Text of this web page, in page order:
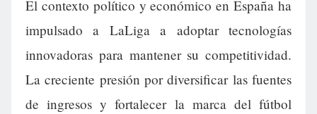
El contexto político y económico en España ha
impulsado a LaLiga a adoptar tecnologías
innovadoras para mantener su competitividad.
La creciente presión por diversificar las fuentes
de ingresos y fortalecer la marca del fútbol